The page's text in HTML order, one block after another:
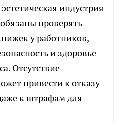
индустрия
проверять
у работников,
и здоровье
Отсутствие
привести к отказу
к штрафам для